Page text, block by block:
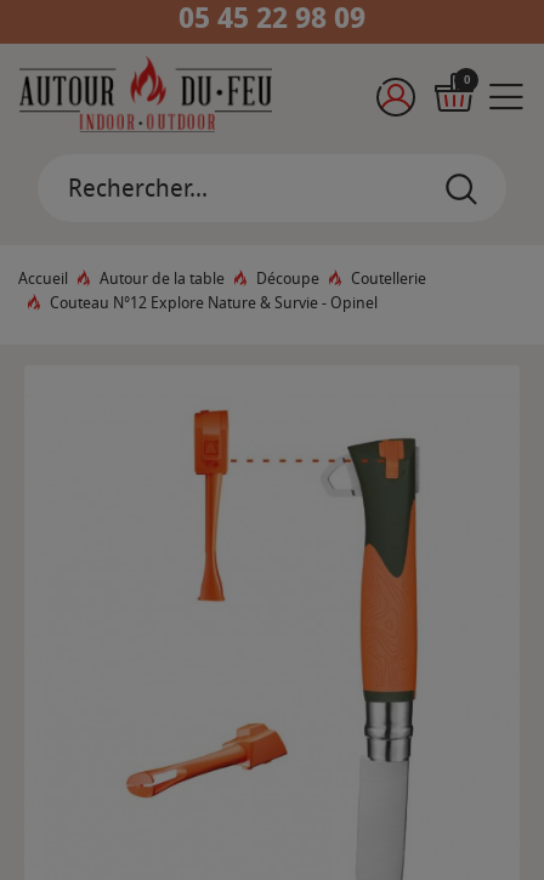
05 45 22 98 09
0
Accueil Autour de la table Découpe
Coutellerie
Couteau N°12 Explore Nature & Survie - Opinel